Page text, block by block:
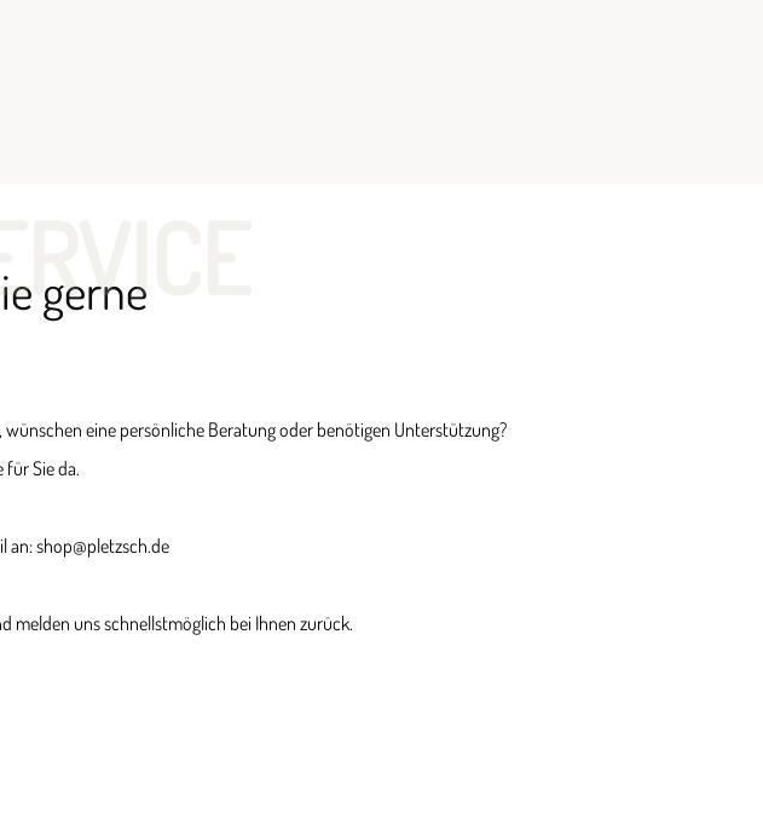
gerne
wünschen eine persönliche Beratung oder benötigen Unterstützung?
für Sie da.
an: shop@pletzsch.de
melden uns schnellstmöglich bei Ihnen zurück.